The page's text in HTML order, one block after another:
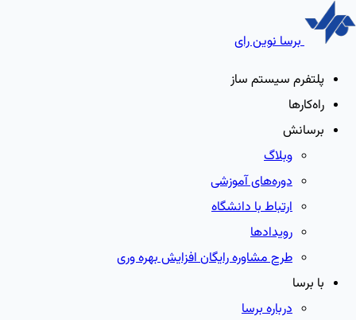
برسا نوین رای
پلتفرم سیستم ساز
راه‌کارها
برسانش
وبلاگ
دوره‌های آموزشی
ارتباط با دانشگاه
رویدادها
طرح مشاوره رایگان افزایش بهره وری
با برسا
درباره برسا